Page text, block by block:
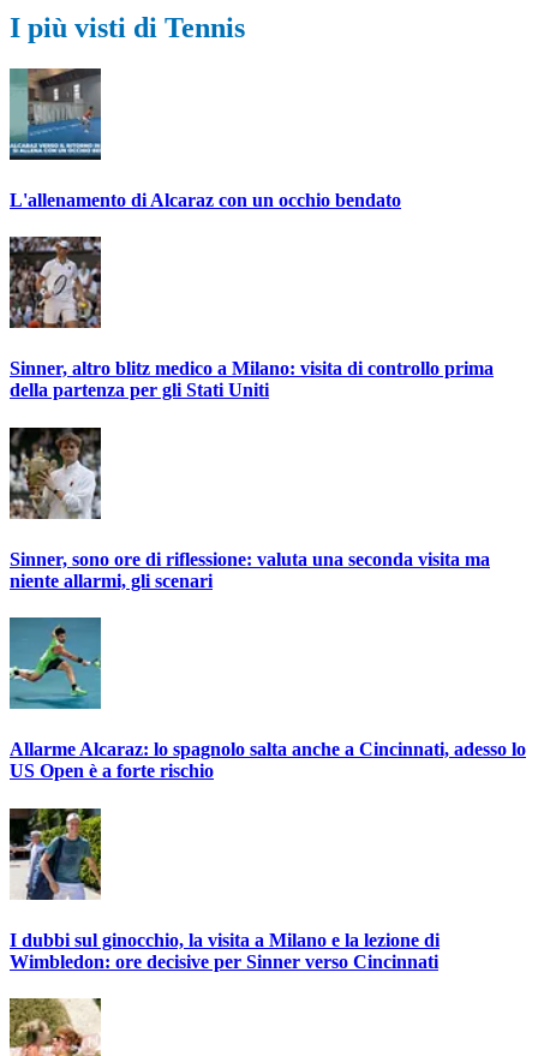
I più visti di Tennis
L'allenamento di Alcaraz con un occhio bendato
Sinner, altro blitz medico a Milano: visita di controllo prima
della partenza per gli Stati Uniti
Sinner, sono ore di riflessione: valuta una seconda visita ma
niente allarmi, gli scenari
Allarme Alcaraz: lo spagnolo salta anche a Cincinnati, adesso lo
US Open è a forte rischio
I dubbi sul ginocchio, la visita a Milano e la lezione di
Wimbledon: ore decisive per Sinner verso Cincinnati